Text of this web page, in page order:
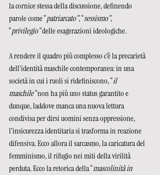
la cornice stessa della discussione, definendo
parole come “patriarcato”, “sessismo”,
“privilegio” delle esagerazioni ideologiche.
A rendere il quadro più complesso c’è la precarietà
dell’identità maschile contemporanea: in una
società in cui i ruoli si ridefiniscono, “il
maschile” non ha più uno status garantito e
dunque, laddove manca una nuova lettura
condivisa per dirsi uomini senza oppressione,
l’insicurezza identitaria si trasforma in reazione
difensiva. Ecco allora il sarcasmo, la caricatura del
femminismo, il rifugio nei miti della virilità
perduta. Ecco la retorica della “mascolinità in